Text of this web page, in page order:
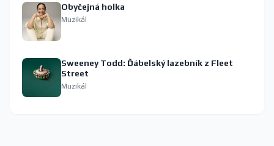
Obyčejná holka
Muzikál
Sweeney Todd: Ďábelský lazebník z Fleet
Street
Muzikál